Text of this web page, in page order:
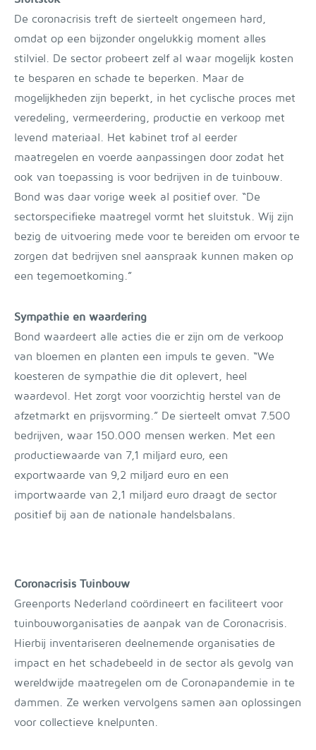
De coronacrisis treft de sierteelt ongemeen hard,
omdat op een bijzonder ongelukkig moment alles
stilviel. De sector probeert zelf al waar mogelijk kosten
te besparen en schade te beperken. Maar de
mogelijkheden zijn beperkt, in het cyclische proces met
veredeling, vermeerdering, productie en verkoop met
levend materiaal. Het kabinet trof al eerder
maatregelen en voerde aanpassingen door zodat het
ook van toepassing is voor bedrijven in de tuinbouw.
Bond was daar vorige week al positief over. “De
sectorspecifieke maatregel vormt het sluitstuk. Wij zijn
bezig de uitvoering mede voor te bereiden om ervoor te
zorgen dat bedrijven snel aanspraak kunnen maken op
een tegemoetkoming.”
Sympathie en waardering
Bond waardeert alle acties die er zijn om de verkoop
van bloemen en planten een impuls te geven. “We
koesteren de sympathie die dit oplevert, heel
waardevol. Het zorgt voor voorzichtig herstel van de
afzetmarkt en prijsvorming.” De sierteelt omvat 7.500
bedrijven, waar 150.000 mensen werken. Met een
productiewaarde van 7,1 miljard euro, een
exportwaarde van 9,2 miljard euro en een
importwaarde van 2,1 miljard euro draagt de sector
positief bij aan de nationale handelsbalans.
Coronacrisis Tuinbouw
Greenports Nederland coördineert en faciliteert voor
tuinbouworganisaties de aanpak van de Coronacrisis.
Hierbij inventariseren deelnemende organisaties de
impact en het schadebeeld in de sector als gevolg van
wereldwijde maatregelen om de Coronapandemie in te
dammen. Ze werken vervolgens samen aan oplossingen
voor collectieve knelpunten.